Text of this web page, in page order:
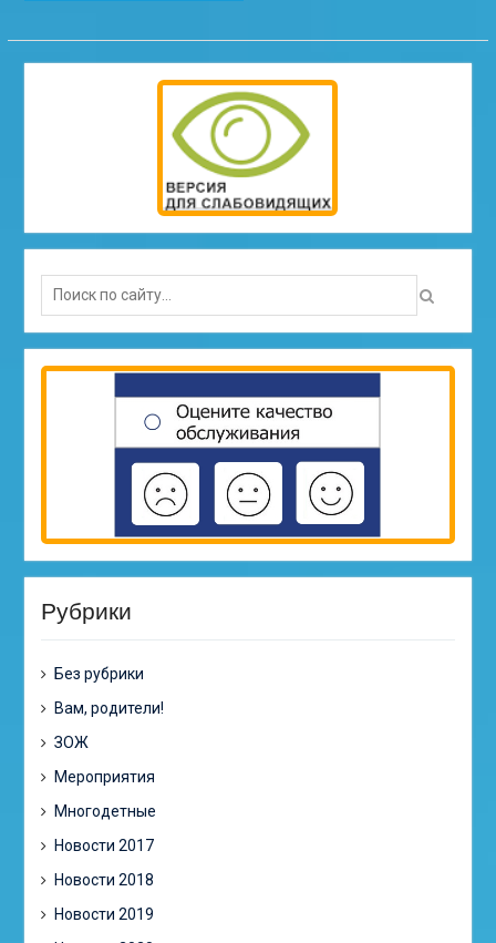
Search
for:
Рубрики
Без рубрики
Вам, родители!
ЗОЖ
Мероприятия
Многодетные
Новости 2017
Новости 2018
Новости 2019